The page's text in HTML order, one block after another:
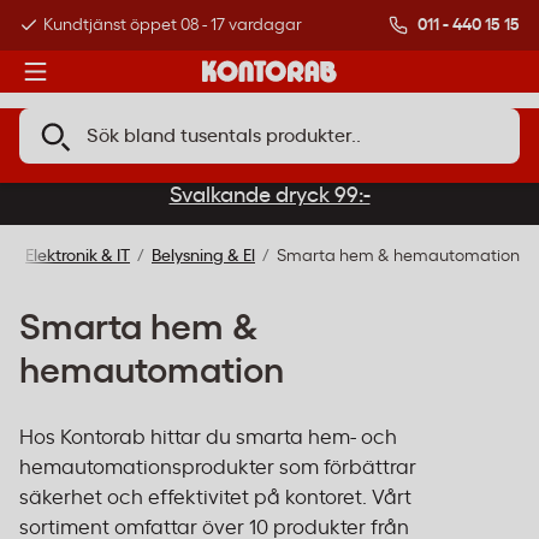
Kundtjänst öppet 08 - 17 vardagar Över 500 000
011 - 440 15 15
Svalkande dryck 99:-
Elektronik & IT Belysning & El Smarta hem & hemautomation
Smarta hem &
hemautomation
Hos Kontorab hittar du smarta hem- och
hemautomationsprodukter som förbättrar
säkerhet och effektivitet på kontoret. Vårt
sortiment omfattar över 10 produkter från